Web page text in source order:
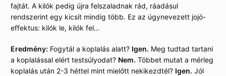
fajtát. A kilók pedig újra felszaladnak rád, ráadásul
rendszerint egy kicsit mindig több. Ez az úgynevezett jojó-
effektus: kilók le, kilók fel…
Eredmény: Fogytál a koplalás alatt? Igen. Meg tudtad tartani
a koplalással elért testsúlyodat? Nem. Többet mutat a mérleg
koplalás után 2-3 héttel mint mielőtt nekikezdtél? Igen. Jól